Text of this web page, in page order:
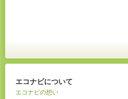
エコナビについて
エコナビの想い